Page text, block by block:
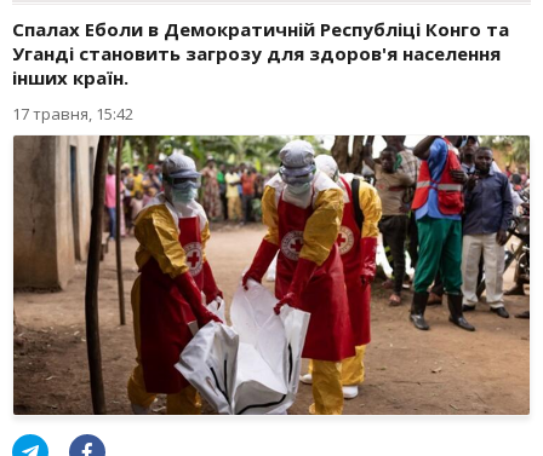
Спалах Еболи в Демократичній Республіці Конго та
Уганді становить загрозу для здоров'я населення
інших країн.
17 травня, 15:42